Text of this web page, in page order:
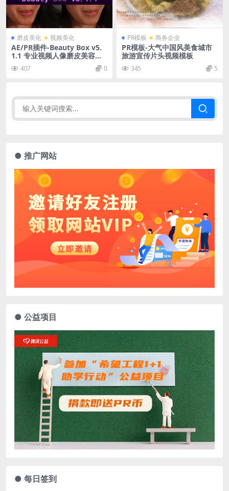
磨皮美化 视频美化
AE/PR插件-Beauty Box v5.
1.1 专业视频人像磨皮美容润
407 0
PR模板 商务企业
PR模板-大气中国风美食城市
旅游宣传片头视频模板
345 5
● 推广网站
● 公益项目
● 每日签到